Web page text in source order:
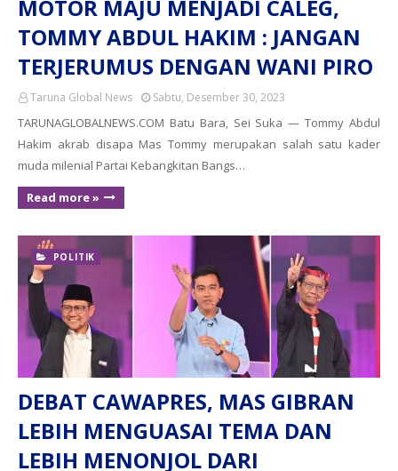
MOTOR MAJU MENJADI CALEG,
TOMMY ABDUL HAKIM : JANGAN
TERJERUMUS DENGAN WANI PIRO
Taruna Global News Sabtu, Desember 30, 2023
TARUNAGLOBALNEWS.COM Batu Bara, Sei Suka — Tommy Abdul
Hakim akrab disapa Mas Tommy merupakan salah satu kader
muda milenial Partai Kebangkitan Bangs…
Read more »
POLITIK
DEBAT CAWAPRES, MAS GIBRAN
LEBIH MENGUASAI TEMA DAN
LEBIH MENONJOL DARI